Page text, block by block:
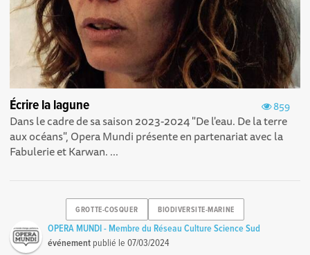
859
Écrire la lagune
Dans le cadre de sa saison 2023-2024 "De l'eau. De la terre
aux océans", Opera Mundi présente en partenariat avec la
Fabulerie et Karwan. ...
GROTTE-COSQUER BIODIVERSITE-MARINE
OPERA MUNDI - Membre du Réseau Culture Science Sud
événement publié le07/03/2024